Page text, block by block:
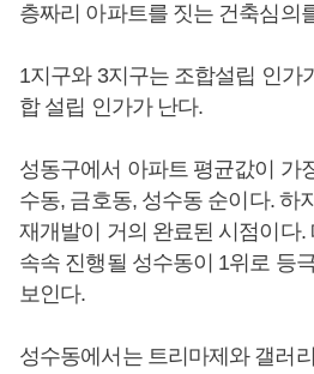
층짜리 아파트를 짓는 건축심의
1지구와 3지구는 조합설립 인가
합 설립 인가가 난다.
성동구에서 아파트 평균값이 가
수동, 금호동, 성수동 순이다. 하
재개발이 거의 완료된 시점이다.
속속 진행될 성수동이 1위로 등
보인다.
성수동에서는 트리마제와 갤러